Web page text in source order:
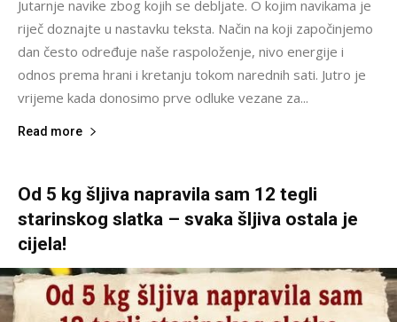
Jutarnje navike zbog kojih se debljate. O kojim navikama je
riječ doznajte u nastavku teksta. Način na koji započinjemo
dan često određuje naše raspoloženje, nivo energije i
odnos prema hrani i kretanju tokom narednih sati. Jutro je
vrijeme kada donosimo prve odluke vezane za...
Read more
Od 5 kg šljiva napravila sam 12 tegli
starinskog slatka – svaka šljiva ostala je
cijela!